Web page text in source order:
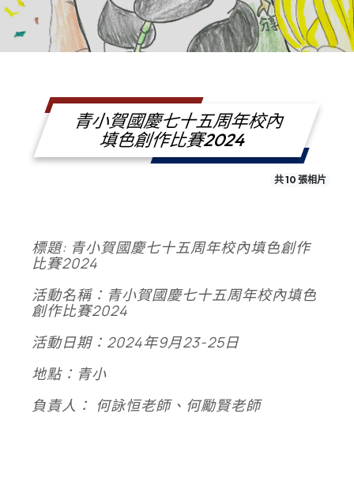
青小賀國慶七十五周年校內
填色創作比賽2024
共 10 張相片
標題: 青小賀國慶七十五周年校內填色創作
比賽2024
活動名稱：青小賀國慶七十五周年校內填色
創作比賽2024
活動日期：2024年9月23-25日
地點：青小
負責人： 何詠恒老師、何勵賢老師